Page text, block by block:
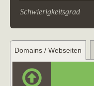
Schwierigkeitsgrad
Domains / Webseiten